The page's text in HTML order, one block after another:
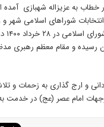
به عزیزاله شهبازی
شوراهای اسلامی شهر و
رسیده و مقام معظم رهبری
و ارج گذاری به زحمات و
امام عصر (عج) در خدمت